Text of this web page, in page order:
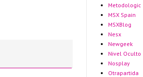
Metodologic
MSX Spain
MSXBlog
Nesx
Newgeek
Nivel Oculto
Nosplay
Otrapartida